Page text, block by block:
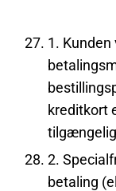
1.
kreditkort
2.
betaling